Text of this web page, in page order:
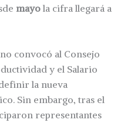
mayo la cifra llegará a
convocó al Consejo
y el Salario
la nueva
Sin embargo, tras el
representantes